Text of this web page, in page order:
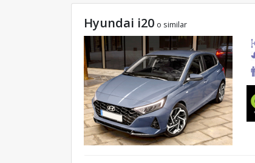
Hyundai i20 o similar